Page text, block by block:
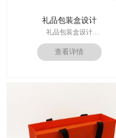
礼品包装盒设计
礼品包装盒设计
印刷技术：专色印刷/四色印刷
内材料：特种纸
运输：全球发货，售后无忧
查看详情